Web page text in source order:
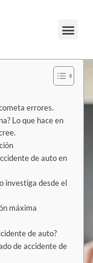
errores.
Lo que hace en
de auto en
investiga desde el
máxima
de auto?
de accidente de